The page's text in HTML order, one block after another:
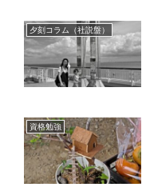
夕刻コラム（社説盤）
資格勉強